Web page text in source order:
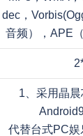
dec，
音频），APE
1、采用晶
代替台式PC